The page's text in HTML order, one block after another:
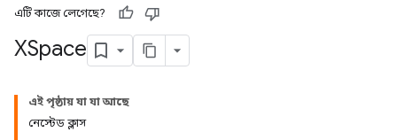
এটি কাজে লেগেছে?
XSpace
এই পৃষ্ঠায় যা যা আছে
নেস্টেড ক্লাস